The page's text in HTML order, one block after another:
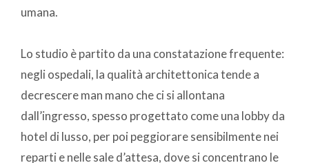
umana.
Lo studio è partito da una constatazione frequente:
negli ospedali, la qualità architettonica tende a
decrescere man mano che ci si allontana
dall’ingresso, spesso progettato come una lobby da
hotel di lusso, per poi peggiorare sensibilmente nei
reparti e nelle sale d’attesa, dove si concentrano le